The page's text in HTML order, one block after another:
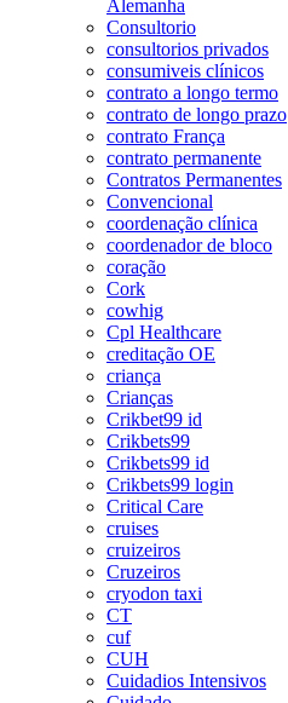
Alemanha
Consultorio
consultorios privados
consumiveis clínicos
contrato a longo termo
contrato de longo prazo
contrato França
contrato permanente
Contratos Permanentes
Convencional
coordenação clínica
coordenador de bloco
coração
Cork
cowhig
Cpl Healthcare
creditação OE
criança
Crianças
Crikbet99 id
Crikbets99
Crikbets99 id
Crikbets99 login
Critical Care
cruises
cruizeiros
Cruzeiros
cryodon taxi
CT
cuf
CUH
Cuidadios Intensivos